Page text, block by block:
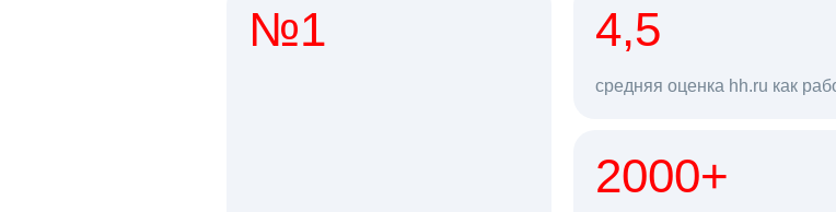
№1 4,5
средняя оценка hh.ru как
2000+68